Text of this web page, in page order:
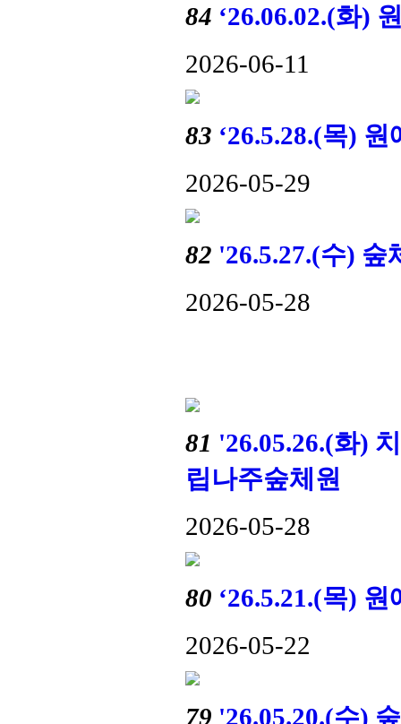
84 ‘26.06.02.(화)
2026-06-11
83 ‘26.5.28.(목)
2026-05-29
82 '26.5.27.(수)
2026-05-28
81 '26.05.26.(화)
립나주숲체원
2026-05-28
80 ‘26.5.21.(목)
2026-05-22
79 '26.05.20.(수)